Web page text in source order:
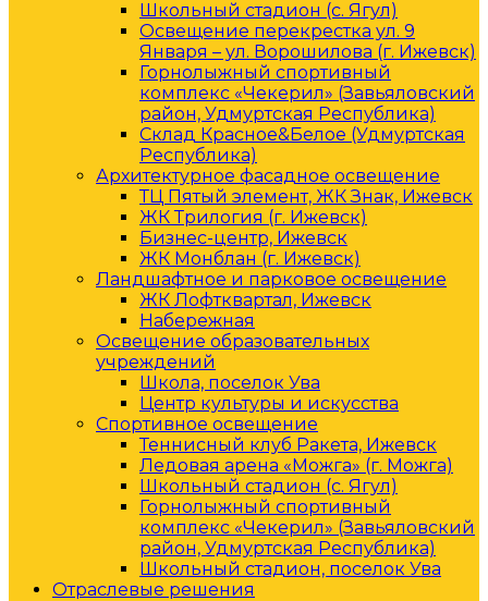
Школьный стадион (с. Ягул)
Освещение перекрестка ул. 9
Января – ул. Ворошилова (г. Ижевск)
Горнолыжный спортивный
комплекс «Чекерил» (Завьяловский
район, Удмуртская Республика)
Склад Красное&Белое (Удмуртская
Республика)
Архитектурное фасадное освещение
ТЦ Пятый элемент, ЖК Знак, Ижевск
ЖК Трилогия (г. Ижевск)
Бизнес-центр, Ижевск
ЖК Монблан (г. Ижевск)
Ландшафтное и парковое освещение
ЖК Лофтквартал, Ижевск
Набережная
Освещение образовательных
учреждений
Школа, поселок Ува
Центр культуры и искусства
Спортивное освещение
Теннисный клуб Ракета, Ижевск
Ледовая арена «Можга» (г. Можга)
Школьный стадион (с. Ягул)
Горнолыжный спортивный
комплекс «Чекерил» (Завьяловский
район, Удмуртская Республика)
Школьный стадион, поселок Ува
Отраслевые решения